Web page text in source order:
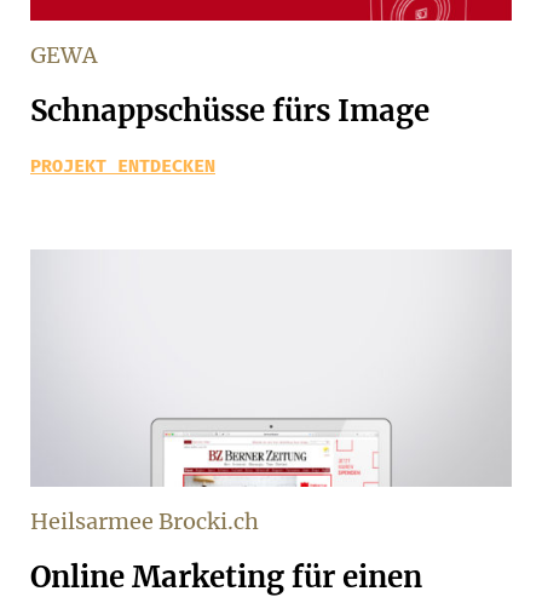
GEWA
Schnappschüsse fürs Image
PROJEKT ENTDECKEN
Heilsarmee Brocki.ch
Online Marketing für einen